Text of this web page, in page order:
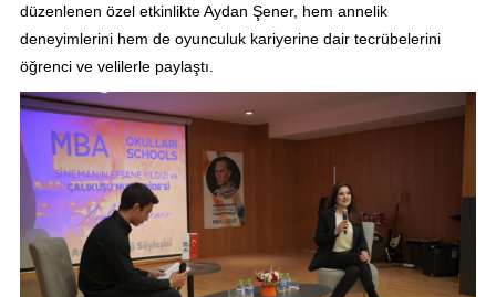
düzenlenen özel etkinlikte Aydan Şener, hem annelik
deneyimlerini hem de oyunculuk kariyerine dair tecrübelerini
öğrenci ve velilerle paylaştı.